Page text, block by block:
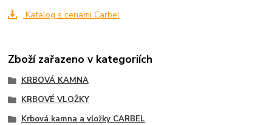
Katalog s cenami Carbel
Zboží zařazeno v kategoriích
KRBOVÁ KAMNA
KRBOVÉ VLOŽKY
Krbová kamna a vložky CARBEL